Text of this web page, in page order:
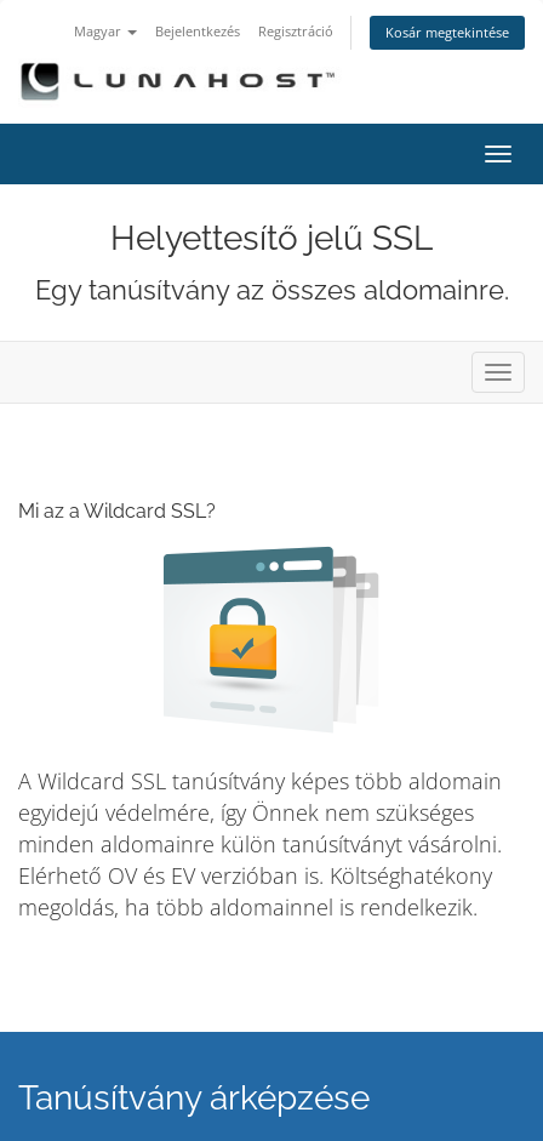
Magyar Bejelentkezés Regisztráció Kosár megtekintése
a
Helyettesítő jelű SSL
Egy tanúsítvány az összes aldomainre.
a
Mi az a Wildcard SSL?
A Wildcard SSL tanúsítvány képes több aldomain
egyidejú védelmére, így Önnek nem szükséges
minden aldomainre külön tanúsítványt vásárolni.
Elérhető OV és EV verzióban is. Költséghatékony
megoldás, ha több aldomainnel is rendelkezik.
Tanúsítvány árképzése